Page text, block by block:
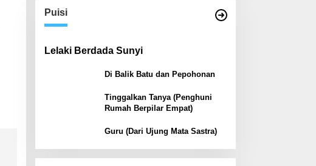
Puisi
Lelaki Berdada Sunyi
Di Balik Batu dan Pepohonan
Tinggalkan Tanya (Penghuni
Rumah Berpilar Empat)
Guru (Dari Ujung Mata Sastra)